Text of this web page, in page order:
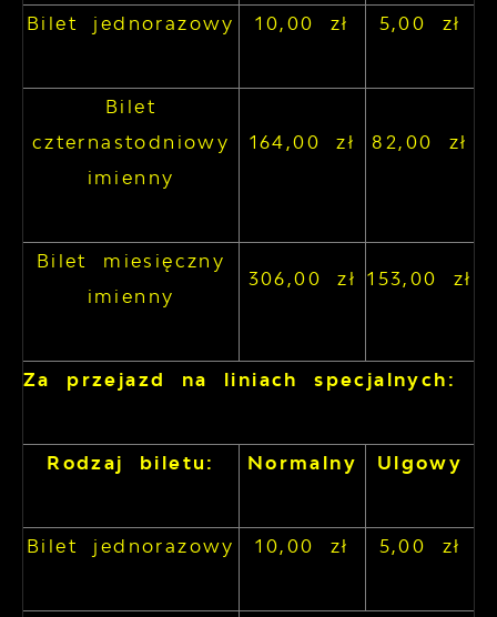
Bilet jednorazowy 10,00 zł 5,00 zł
Bilet
czternastodniowy
imienny
164,00 zł 82,00 zł
Bilet miesięczny
imienny
306,00 zł 153,00 zł
Za przejazd na liniach specjalnych:
Rodzaj biletu: Normalny Ulgowy
Bilet jednorazowy 10,00 zł 5,00 zł